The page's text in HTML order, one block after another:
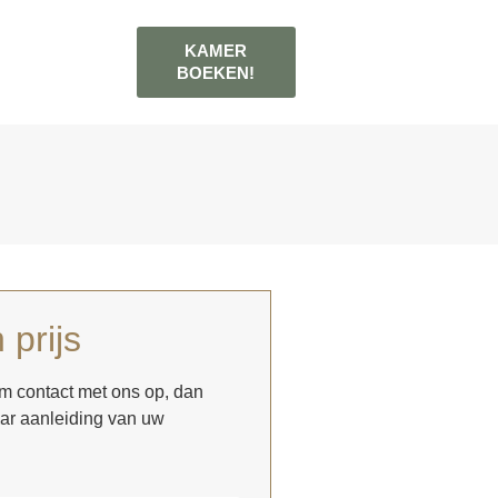
KAMER
BOEKEN!
prijs
contact met ons op, dan
aanleiding van uw